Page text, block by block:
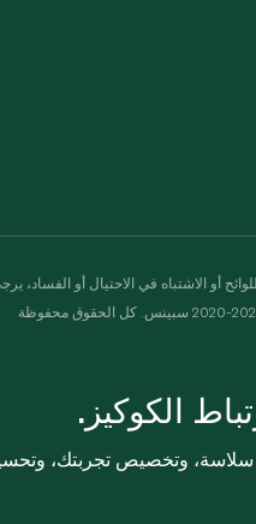
أو الاشتباه في الاحتيال أو الفساد،
الكوكيز.
سلاسة، وتخصيص تجربتك،